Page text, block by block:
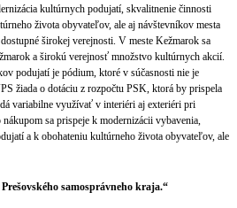
kultúrnych podujatí, skvalitnenie činnosti
života obyvateľov, ale aj návštevníkov mesta
širokej verejnosti. V meste Kežmarok sa
a širokú verejnosť množstvo kultúrnych akcií.
podujatí je pódium, ktoré v súčasnosti nie je
žiada o dotáciu z rozpočtu PSK, ktorá by prispela
variabilne využívať v interiéri aj exteriéri pri
nákupom sa prispeje k modernizácii vybavenia,
a k obohateniu kultúrneho života obyvateľov, ale
samosprávneho kraja.“